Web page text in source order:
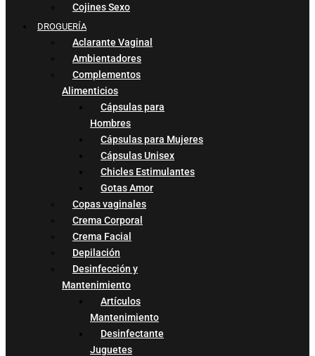
Cojines Sexo
DROGUERÍA
Aclarante Vaginal
Ambientadores
Complementos
Alimenticios
Cápsulas para
Hombres
Cápsulas para Mujeres
Cápsulas Unisex
Chicles Estimulantes
Gotas Amor
Copas vaginales
Crema Corporal
Crema Facial
Depilación
Desinfección y
Mantenimiento
Artículos
Mantenimiento
Desinfectante
Juguetes